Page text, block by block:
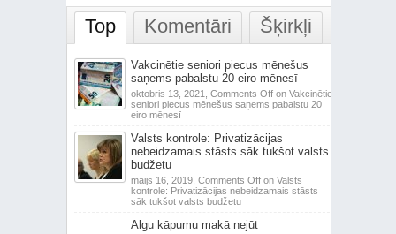
Top Komentāri Šķirkļi
Vakcinētie seniori piecus mēnešus
saņems pabalstu 20 eiro mēnesī
oktobris 13, 2021, Comments Offon Vakcinētie
seniori piecus mēnešus saņems pabalstu 20
eiro mēnesī
Valsts kontrole: Privatizācijas
nebeidzamais stāsts sāk tukšot valsts
budžetu
maijs 16, 2019, Comments Offon Valsts
kontrole: Privatizācijas nebeidzamais stāsts
sāk tukšot valsts budžetu
Algu kāpumu makā nejūt